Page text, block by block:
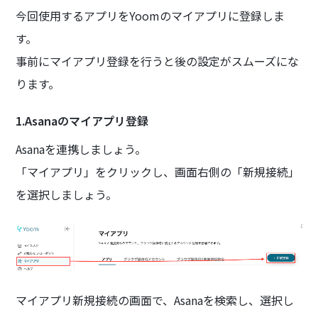
今回使用するアプリをYoomのマイアプリに登録しま
す。
事前にマイアプリ登録を行うと後の設定がスムーズにな
ります。
1.Asanaのマイアプリ登録
Asanaを連携しましょう。
「マイアプリ」をクリックし、画面右側の「新規接続」
を選択しましょう。
マイアプリ新規接続の画面で、Asanaを検索し、選択し